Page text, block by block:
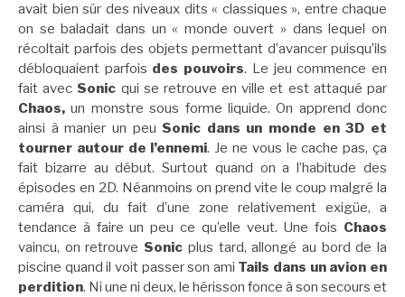
avait bien sûr des niveaux dits « classiques », entre chaque
on se baladait dans un « monde ouvert » dans lequel on
récoltait parfois des objets permettant d’avancer puisqu’ils
débloquaient parfois des pouvoirs. Le jeu commence en
fait avec Sonic qui se retrouve en ville et est attaqué par
Chaos,un monstre sous forme liquide. On apprend donc
ainsi à manier un peu Sonic dans un monde en 3D et
tourner autour de l’ennemi. Je ne vous le cache pas, ça
fait bizarre au début. Surtout quand on a l’habitude des
épisodes en 2D. Néanmoins on prend vite le coup malgré la
caméra qui, du fait d’une zone relativement exigüe, a
tendance à faire un peu ce qu’elle veut. Une fois Chaos
vaincu, on retrouve Sonic plus tard, allongé au bord de la
piscine quand il voit passer son ami Tails dans un avion en
perdition. Ni une ni deux, le hérisson fonce à son secours et